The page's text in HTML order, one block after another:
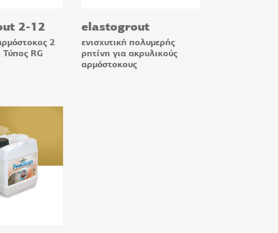
2-12
2
RG
elastogrout
ενισχυτική πολυμερής
ρητίνη για ακρυλικούς
αρμόστοκους